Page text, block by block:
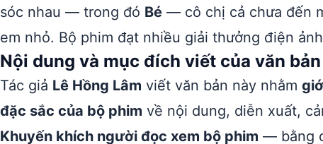
sóc nhau — trong đó Bé — cô chị cả chưa đến
em nhỏ. Bộ phim đạt nhiều giải thưởng điện
Nội dung và mục đích viết của văn bản
Tác giả Lê Hồng Lâm viết văn bản này nhằm
đặc sắc của bộ phim về nội dung, diễn xuất,
Khuyến khích người đọc xem bộ phim — bằng